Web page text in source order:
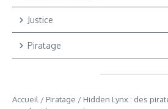
Justice
Piratage
Accueil / Piratage / Hidden Lynx : des